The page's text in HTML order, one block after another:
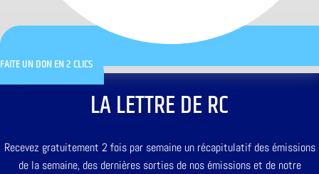
FAITE UN DON EN 2 CLICS
LA LETTRE DE RC
Recevez gratuitement 2 fois par semaine un récapitulatif des émissions
de la semaine, des dernières sorties de nos émissions et de notre